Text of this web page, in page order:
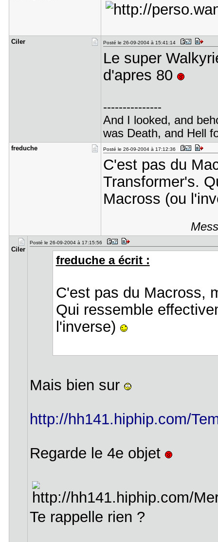
Ciler Posté le 26-09-2004 à 15:41:14
Le super
d'apres 80
---------------
And I looked, and
was Death, and Hell
freduche Posté le 26-09-2004 à 17:12:36
C'est pas du
Transformer's.
Macross (ou
Ciler
Posté le 26-09-2004 à 17:15:56
freduche a écrit :
C'est pas du Macross,
Qui ressemble
l'inverse)
Mais bien sur
http://hh141.hiphip.com/
Regarde le 4e objet
Te rappelle rien ?